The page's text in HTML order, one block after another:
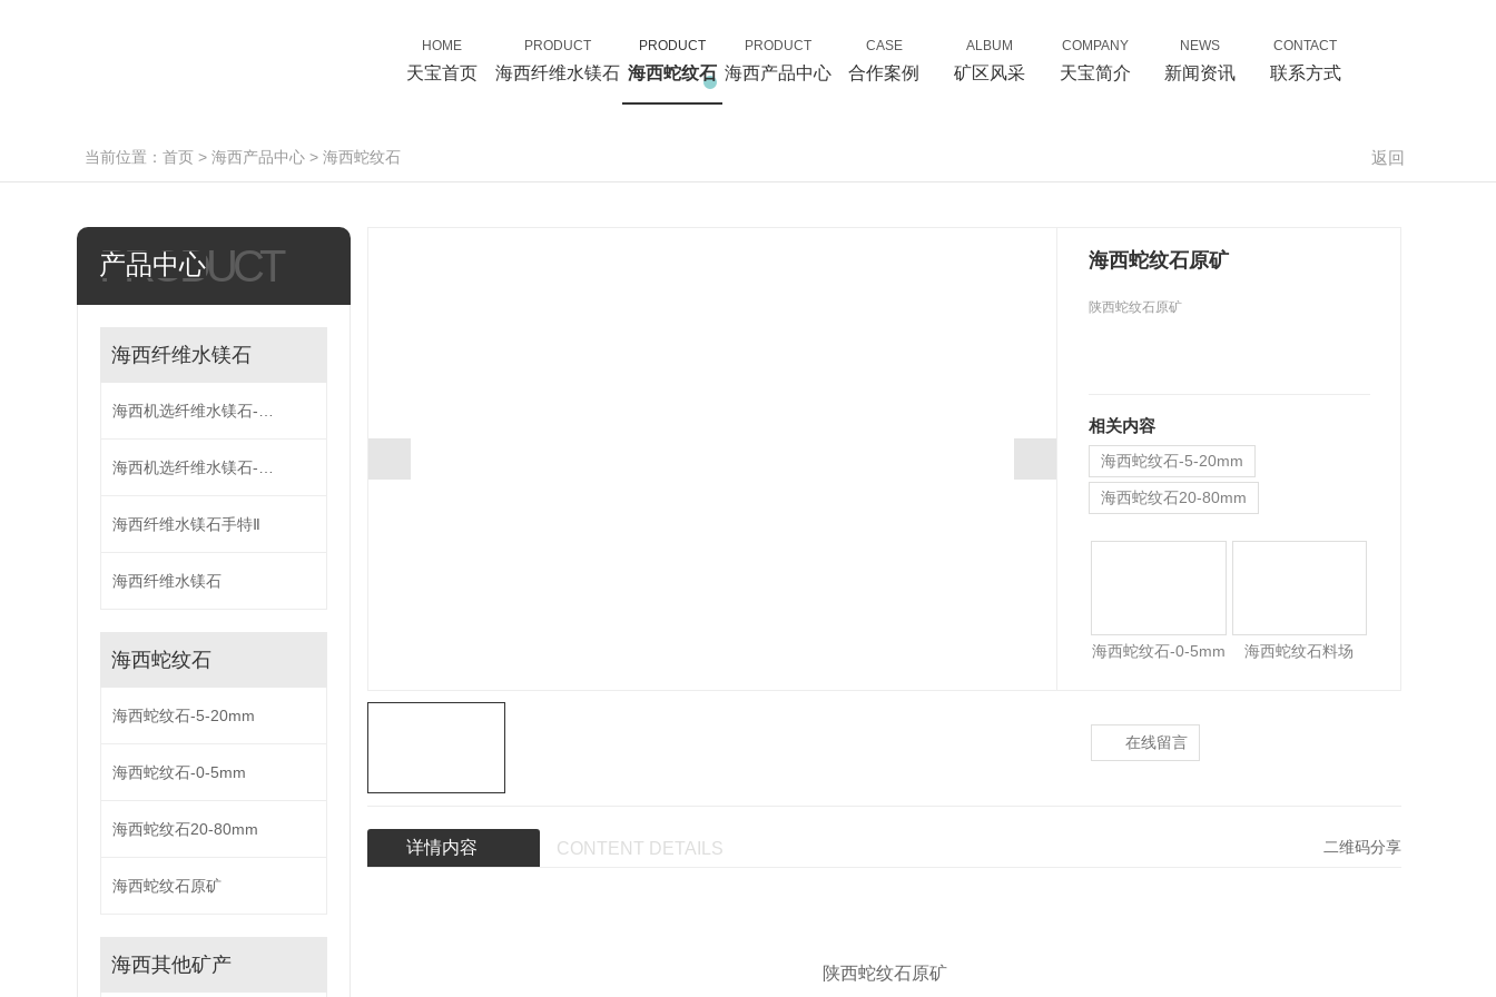
HOME
天宝首页
PRODUCT
海西纤维水镁石
PRODUCT
海西蛇纹石
PRODUCT
海西产品中心
CASE
合作案例
ALBUM
矿区风采
COMPANY
天宝简介
NEWS
新闻资讯
CONTACT
联系方式
当前位置： 首页 > 海西产品中心 > 海西蛇纹石 返回
PRODUCT
产品中心
海西纤维水镁石
海西纤维水镁石手特Ⅱ
海西纤维水镁石
海西蛇纹石
海西蛇纹石-5-20mm
海西蛇纹石-0-5mm
海西蛇纹石20-80mm
海西蛇纹石原矿
海西其他矿产
海西蛇纹石原矿
陕西蛇纹石原矿
相关内容
海西蛇纹石-5-20mm
海西蛇纹石20-80mm
海西蛇纹石-0-5mm 海西蛇纹石料场
在线留言
详情内容 CONTENT DETAILS 二维码分享
陕西蛇纹石原矿